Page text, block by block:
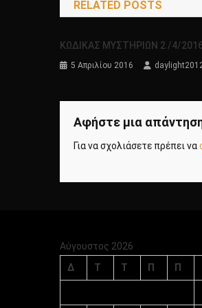
RELATED POSTS
ΚΩΔΙΚΑΣ ΜΥΣΤΗΡΙΩΝ 2 /4/
5 Απριλίου 2016
Αφήστε μια
Για να σχολιάσετε πρέπει να
Αύγουστος 2026
Δ
Τ Τ Π Π